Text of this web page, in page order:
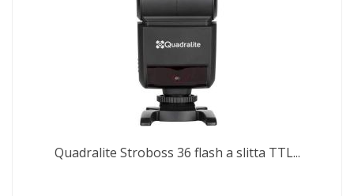
Quadralite Stroboss 36 flash a slitta TTL...